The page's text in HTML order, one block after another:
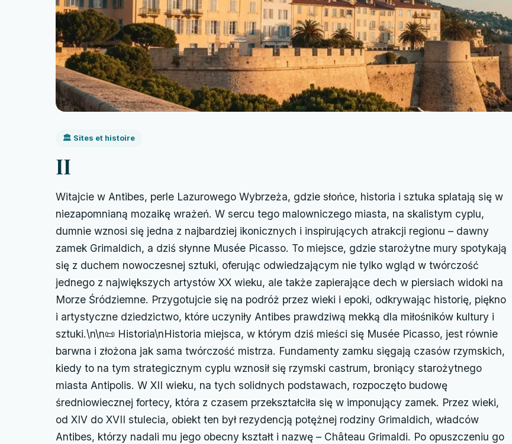
🏛️ Sites et histoire
II
Witajcie w Antibes, perle Lazurowego Wybrzeża, gdzie słońce, historia i sztuka splatają się w
niezapomnianą mozaikę wrażeń. W sercu tego malowniczego miasta, na skalistym cyplu,
dumnie wznosi się jedna z najbardziej ikonicznych i inspirujących atrakcji regionu – dawny
zamek Grimaldich, a dziś słynne Musée Picasso. To miejsce, gdzie starożytne mury spotykają
się z duchem nowoczesnej sztuki, oferując odwiedzającym nie tylko wgląd w twórczość
jednego z największych artystów XX wieku, ale także zapierające dech w piersiach widoki na
Morze Śródziemne. Przygotujcie się na podróż przez wieki i epoki, odkrywając historię, piękno
i artystyczne dziedzictwo, które uczyniły Antibes prawdziwą mekką dla miłośników kultury i
sztuki.\n\n📜 Historia\nHistoria miejsca, w którym dziś mieści się Musée Picasso, jest równie
barwna i złożona jak sama twórczość mistrza. Fundamenty zamku sięgają czasów rzymskich,
kiedy to na tym strategicznym cyplu wznosił się rzymski castrum, broniący starożytnego
miasta Antipolis. W XII wieku, na tych solidnych podstawach, rozpoczęto budowę
średniowiecznej fortecy, która z czasem przekształciła się w imponujący zamek. Przez wieki,
od XIV do XVII stulecia, obiekt ten był rezydencją potężnej rodziny Grimaldich, władców
Antibes, którzy nadali mu jego obecny kształt i nazwę – Château Grimaldi. Po opuszczeniu go